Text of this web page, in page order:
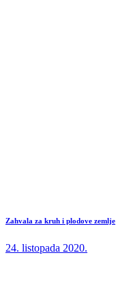
Zahvala za kruh i plodove zemlje
24. listopada 2020.